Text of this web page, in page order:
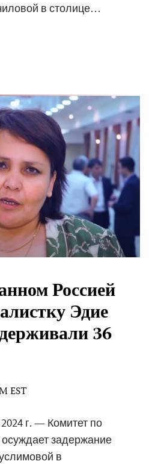
в столице…
Россией
Эдие
36
EST
г. — Комитет по
задержание
в